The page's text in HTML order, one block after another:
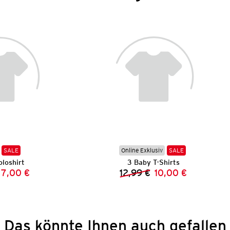
SALE
Vorheriger Preis:
Neuer Preis:
7,00 €
Online Exklusiv SALE
3 Baby T-Shirts
Vorheriger Preis:
12,99 € Neuer Preis:
10,00 €
Das könnte Ihnen auch gefallen